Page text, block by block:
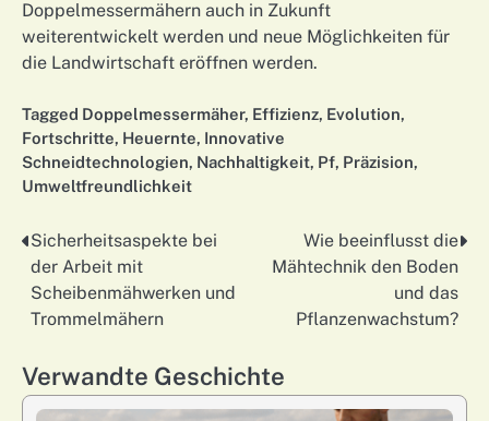
Doppelmessermähern auch in Zukunft
weiterentwickelt werden und neue Möglichkeiten für
die Landwirtschaft eröffnen werden.
Tagged Doppelmessermäher, Effizienz, Evolution,
Fortschritte, Heuernte, Innovative
Schneidtechnologien, Nachhaltigkeit, Pf, Präzision,
Umweltfreundlichkeit
Nawigacja
wpisu
Sicherheitsaspekte bei
der Arbeit mit
Scheibenmähwerken und
Trommelmähern
Wie beeinflusst die
Mähtechnik den Boden
und das
Pflanzenwachstum?
Verwandte Geschichte